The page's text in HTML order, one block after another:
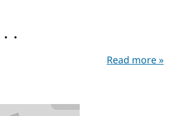
Read more »